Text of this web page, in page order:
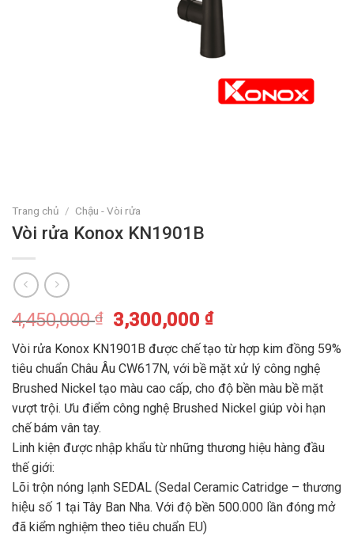
Trang chủ / Chậu - Vòi rửa
Vòi rửa Konox KN1901B
4,450,000₫ 3,300,000₫
Vòi rửa Konox KN1901B được chế tạo từ hợp kim đồng 59%
tiêu chuẩn Châu Âu CW617N, với bề mặt xử lý công nghệ
Brushed Nickel tạo màu cao cấp, cho độ bền màu bề mặt
vượt trội. Ưu điểm công nghệ Brushed Nickel giúp vòi hạn
chế bám vân tay.
Linh kiện được nhập khẩu từ những thương hiệu hàng đầu
thế giới:
Lõi trộn nóng lạnh SEDAL (Sedal Ceramic Catridge – thương
hiệu số 1 tại Tây Ban Nha. Với độ bền 500.000 lần đóng mở
đã kiểm nghiệm theo tiêu chuẩn EU)